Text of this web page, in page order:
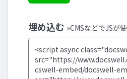
埋め込む »CMSなどでJSが